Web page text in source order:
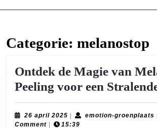
Categorie: melanostop
Ontdek de Magie van
Peeling voor een
26 april 2025 26
april
emotion-groenplaats
Comment
15:39